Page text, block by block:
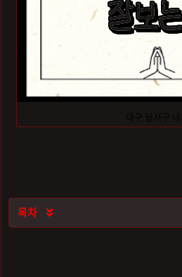
대구 달서구 내
목차 